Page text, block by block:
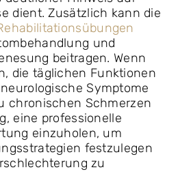
dient. Zusätzlich kann die
und
beitragen. Wenn
die täglichen Funktionen
Symptome
chronischen Schmerzen
eine professionelle
einzuholen, um
festzulegen
zu